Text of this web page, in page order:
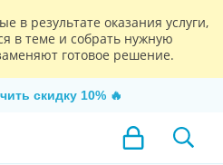
в результате оказания услуги,
в теме и собрать нужную
готовое решение.
скидку 10% 🔥